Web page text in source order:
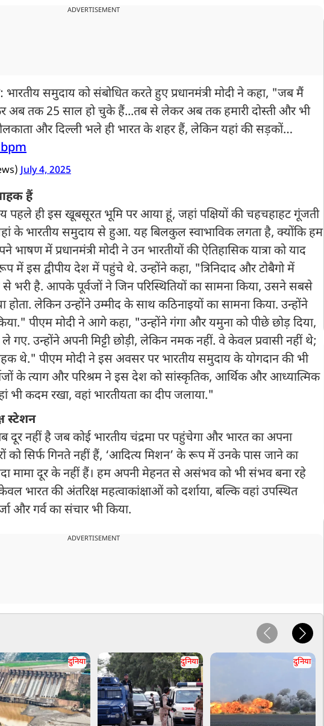
ADVERTISEMENT
भारतीय समुदाय को संबोधित करते हुए प्रधानमंत्री मोदी ने कहा, "जब मैं
अब तक 25 साल हो चुके हैं...तब से लेकर अब तक हमारी दोस्ती और भी
और दिल्ली भले ही भारत के शहर हैं, लेकिन यहां की सड़कों…
July 4, 2025
हैं
पहले ही इस खूबसूरत भूमि पर आया हूं, जहां पक्षियों की चहचहाहट गूंजती
के भारतीय समुदाय से हुआ. यह बिलकुल स्वाभाविक लगता है, क्योंकि हम
भाषण में प्रधानमंत्री मोदी ने उन भारतीयों की ऐतिहासिक यात्रा को याद
में इस द्वीपीय देश में पहुंचे थे. उन्होंने कहा, "त्रिनिदाद और टोबैगो में
से भरी है. आपके पूर्वजों ने जिन परिस्थितियों का सामना किया, उसने सबसे
लेकिन उन्होंने उम्मीद के साथ कठिनाइयों का सामना किया. उन्होंने
पीएम मोदी ने आगे कहा, "उन्होंने गंगा और यमुना को पीछे छोड़ दिया,
उन्होंने अपनी मिट्टी छोड़ी, लेकिन नमक नहीं. वे केवल प्रवासी नहीं थे;
थे." पीएम मोदी ने इस अवसर पर भारतीय समुदाय के योगदान की भी
के त्याग और परिश्रम ने इस देश को सांस्कृतिक, आर्थिक और आध्यात्मिक
कदम रखा, वहां भारतीयता का दीप जलाया."
स्टेशन
दूर नहीं है जब कोई भारतीय चंद्रमा पर पहुंचेगा और भारत का अपना
को सिर्फ गिनते नहीं हैं, ‘आदित्य मिशन’ के रूप में उनके पास जाने का
मामा दूर के नहीं हैं। हम अपनी मेहनत से असंभव को भी संभव बना रहे
भारत की अंतरिक्ष महत्वाकांक्षाओं को दर्शाया, बल्कि वहां उपस्थित
और गर्व का संचार भी किया.
ADVERTISEMENT
दुनिया दुनिया दुनिया